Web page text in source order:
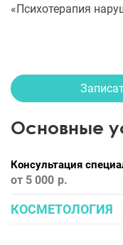
«Психотерапия
Основные
Консультация
от 5 000
КОСМЕТОЛОГИЯ